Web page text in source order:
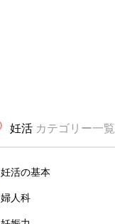
妊活 カテゴリー一覧
妊活の基本
婦人科